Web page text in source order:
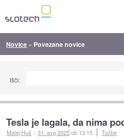
Novice » Povezane novice
Išči:
Tesla je lagala, da nima
Matej Huš ::31. avg 2025ob 13:15 Tožbe